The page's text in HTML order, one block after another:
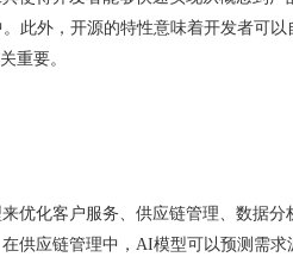
此外，开源的特性意味着开发者可以
重要。
优化客户服务、供应链管理、数据
供应链管理中，AI模型可以预测需求